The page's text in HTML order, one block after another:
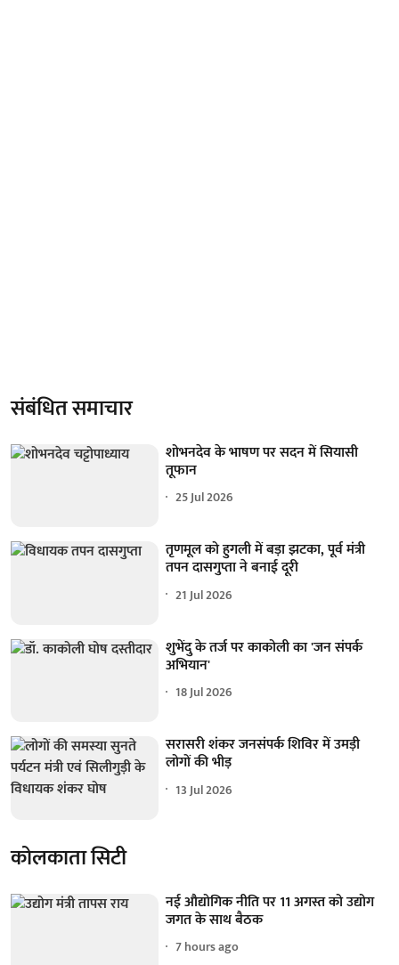
संबंधित समाचार
शोभनदेव के भाषण पर सदन में सियासी
तूफान
25 Jul 2026
तृणमूल को हुगली में बड़ा झटका, पूर्व मंत्री
तपन दासगुप्ता ने बनाई दूरी
21 Jul 2026
शुभेंदु के तर्ज पर काकोली का 'जन संपर्क
अभियान'
18 Jul 2026
सरासरी शंकर जनसंपर्क शिविर में उमड़ी
लोगों की भीड़
13 Jul 2026
कोलकाता सिटी
नई औद्योगिक नीति पर 11 अगस्त को उद्योग
जगत के साथ बैठक
7 hours ago